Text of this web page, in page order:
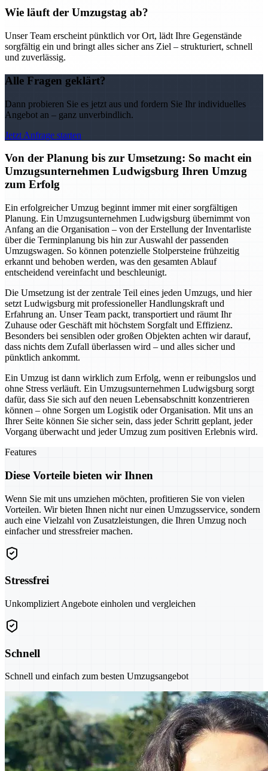
Wie läuft der Umzugstag ab?
Unser Team erscheint pünktlich vor Ort, lädt Ihre Gegenstände
sorgfältig ein und bringt alles sicher ans Ziel – strukturiert, schnell
und zuverlässig.
Alle Fragen geklärt?
Dann probieren Sie es jetzt aus und fordern Sie Ihr individuelles
Angebot an – ganz unverbindlich.
Jetzt Anfrage starten
Von der Planung bis zur Umsetzung: So macht ein
Umzugsunternehmen Ludwigsburg Ihren Umzug
zum Erfolg
Ein erfolgreicher Umzug beginnt immer mit einer sorgfältigen
Planung. Ein Umzugsunternehmen Ludwigsburg übernimmt von
Anfang an die Organisation – von der Erstellung der Inventarliste
über die Terminplanung bis hin zur Auswahl der passenden
Umzugswagen. So können potenzielle Stolpersteine frühzeitig
erkannt und behoben werden, was den gesamten Ablauf
entscheidend vereinfacht und beschleunigt.
Die Umsetzung ist der zentrale Teil eines jeden Umzugs, und hier
setzt Ludwigsburg mit professioneller Handlungskraft und
Erfahrung an. Unser Team packt, transportiert und räumt Ihr
Zuhause oder Geschäft mit höchstem Sorgfalt und Effizienz.
Besonders bei sensiblen oder großen Objekten achten wir darauf,
dass nichts dem Zufall überlassen wird – und alles sicher und
pünktlich ankommt.
Ein Umzug ist dann wirklich zum Erfolg, wenn er reibungslos und
ohne Stress verläuft. Ein Umzugsunternehmen Ludwigsburg sorgt
dafür, dass Sie sich auf den neuen Lebensabschnitt konzentrieren
können – ohne Sorgen um Logistik oder Organisation. Mit uns an
Ihrer Seite können Sie sicher sein, dass jeder Schritt geplant, jeder
Vorgang überwacht und jeder Umzug zum positiven Erlebnis wird.
Features
Diese Vorteile bieten wir Ihnen
Wenn Sie mit uns umziehen möchten, profitieren Sie von vielen
Vorteilen. Wir bieten Ihnen nicht nur einen Umzugsservice, sondern
auch eine Vielzahl von Zusatzleistungen, die Ihren Umzug noch
einfacher und stressfreier machen.
Stressfrei
Unkompliziert Angebote einholen und vergleichen
Schnell
Schnell und einfach zum besten Umzugsangebot